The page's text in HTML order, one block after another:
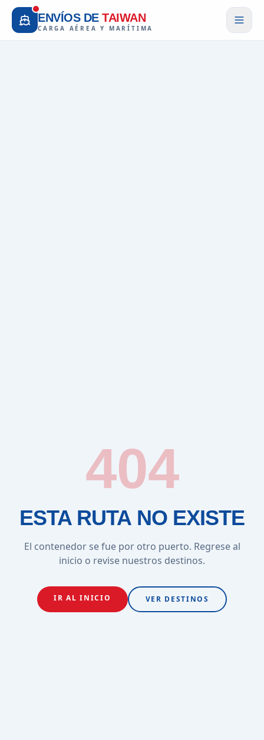
ENVÍOS DE TAIWAN
CARGA AÉREA Y MARÍTIMA
404
ESTA RUTA NO EXISTE
El contenedor se fue por otro puerto. Regrese al
inicio o revise nuestros destinos.
IR AL INICIO VER DESTINOS